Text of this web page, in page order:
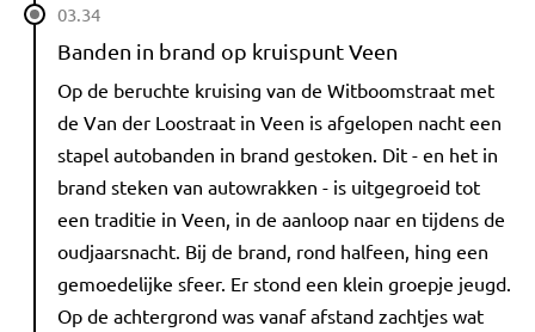
03.34
Banden in brand op kruispunt Veen
Op de beruchte kruising van de Witboomstraat met
de Van der Loostraat in Veen is afgelopen nacht een
stapel autobanden in brand gestoken. Dit - en het in
brand steken van autowrakken - is uitgegroeid tot
een traditie in Veen, in de aanloop naar en tijdens de
oudjaarsnacht. Bij de brand, rond halfeen, hing een
gemoedelijke sfeer. Er stond een klein groepje jeugd.
Op de achtergrond was vanaf afstand zachtjes wat